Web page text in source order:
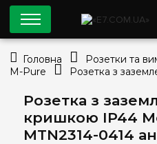
Розетка з
кришкою IP44
MTN2314-0414
0
Головна Розетки та
M-Pure